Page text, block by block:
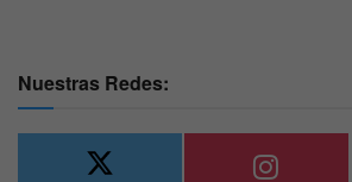
Nuestras Redes: